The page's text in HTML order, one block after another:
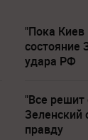
"Пока Киев
состояние
удара РФ
"Все решит
правду